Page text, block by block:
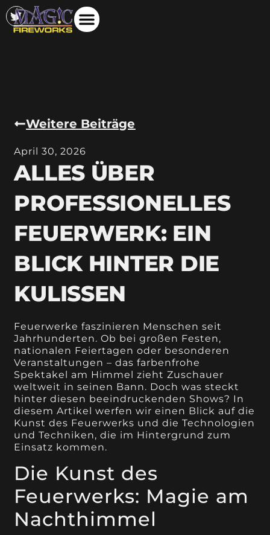
Weitere Beiträge
April 30, 2026
ALLES ÜBER
PROFESSIONELLES
FEUERWERK: EIN
BLICK HINTER DIE
KULISSEN
Feuerwerke faszinieren Menschen seit
Jahrhunderten. Ob bei großen Festen,
nationalen Feiertagen oder besonderen
Veranstaltungen – das farbenfrohe
Spektakel am Himmel zieht Zuschauer
weltweit in seinen Bann. Doch was steckt
hinter diesen beeindruckenden Shows? In
diesem Artikel werfen wir einen Blick auf die
Kunst des Feuerwerks und die Technologien
und Techniken, die im Hintergrund zum
Einsatz kommen.
Die Kunst des
Feuerwerks: Magie am
Nachthimmel